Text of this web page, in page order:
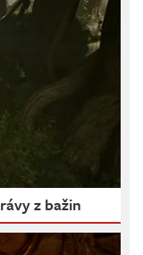
z bažin